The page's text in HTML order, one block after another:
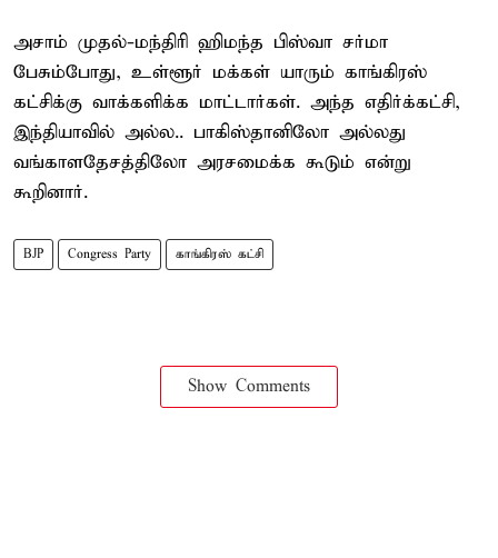
அசாம் முதல்-மந்திரி ஹிமந்த பிஸ்வா சர்மா
பேசும்போது, உள்ளூர் மக்கள் யாரும் காங்கிரஸ்
கட்சிக்கு வாக்களிக்க மாட்டார்கள். அந்த எதிர்க்கட்சி,
இந்தியாவில் அல்ல.. பாகிஸ்தானிலோ அல்லது
வங்காளதேசத்திலோ அரசமைக்க கூடும் என்று
கூறினார்.
BJP Congress Party காங்கிரஸ் கட்சி
Show Comments